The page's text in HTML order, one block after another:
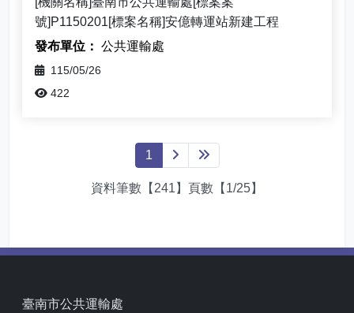
號]P1150201[標案名稱]安億轉運站新建工程
公共運輸處
115/05/26
422
1 下一頁最後一頁
資料筆數【241】頁數【1/25】
臺南市公共運輸處